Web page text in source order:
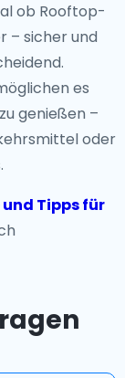
ob Rooftop-
– sicher und
es
genießen –
oder
Tipps für